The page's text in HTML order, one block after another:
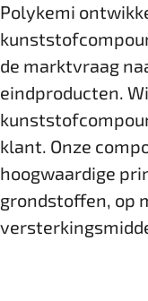
Polykemi
de marktvraag
eindproducten.
klant. Onze
hoogwaardige
grondstoffen, op